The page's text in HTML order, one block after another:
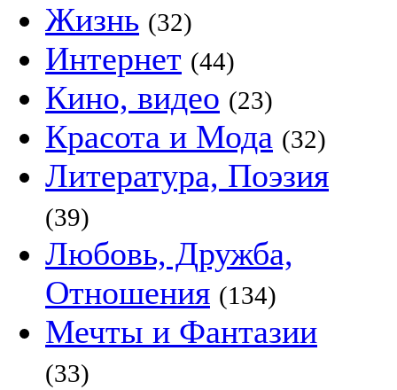
Жизнь (32)
Интернет (44)
Кино, видео (23)
Красота и Мода (32)
Литература, Поэзия
(39)
Любовь, Дружба,
Отношения (134)
Мечты и Фантазии
(33)